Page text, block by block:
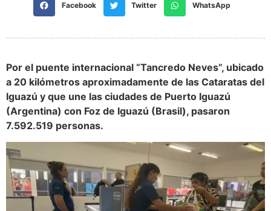
Facebook Twitter WhatsApp
Por el puente internacional “Tancredo Neves”, ubicado
a 20 kilómetros aproximadamente de las Cataratas del
Iguazú y que une las ciudades de Puerto Iguazú
(Argentina) con Foz de Iguazú (Brasil), pasaron
7.592.519 personas.